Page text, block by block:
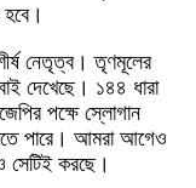
নেতৃত্ব। তৃণমূলের
দেখেছে। ১৪৪ ধারা
পক্ষে স্লোগান
পারে। আমরা আগেও
সেটিই করছে।